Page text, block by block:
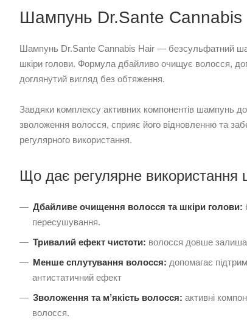
Шампунь Dr.Sante
Шампунь Dr.Sante Cannabis Hair — безсульфатний
шкіри голови. Формула дбайливо очищує волосся,
доглянутий вигляд без обтяження.
Завдяки комплексу активних компонентів шампунь
зволоження волосся, сприяє його відновленню та
регулярного використання.
Що дає регулярне
Дбайливе очищення волосся та шкіри голови:
пересушування.
Тривалий ефект чистоти: волосся довше
Менше сплутування волосся: допомагає
антистатичний ефект
Зволоження та м’якість волосся: активні
волосся.